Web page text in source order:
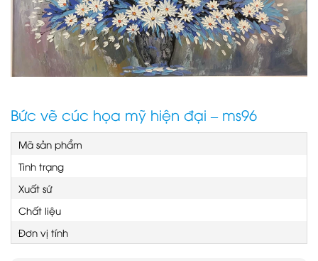
Bức vẽ cúc họa mỹ hiện đại – ms96
Mã sản phẩm
Tình trạng
Xuất sứ
Chất liệu
Đơn vị tính